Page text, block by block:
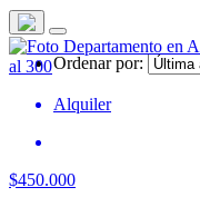
Ordenar por:
Alquiler
$450.000